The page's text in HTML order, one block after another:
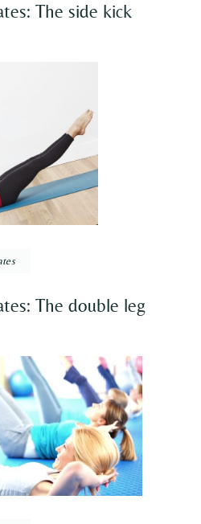
The side kick
The double leg